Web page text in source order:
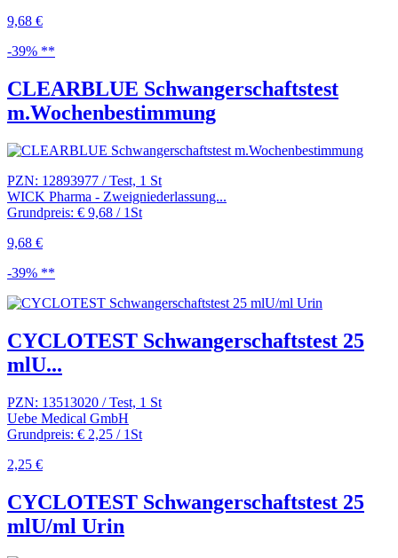
9,68 €
-39% **
CLEARBLUE Schwangerschaftstest
m.Wochenbestimmung
PZN: 12893977 / Test, 1 St
WICK Pharma - Zweigniederlassung...
Grundpreis: € 9,68 / 1St
9,68 €
-39% **
CYCLOTEST Schwangerschaftstest 25
mlU...
PZN: 13513020 / Test, 1 St
Uebe Medical GmbH
Grundpreis: € 2,25 / 1St
2,25 €
CYCLOTEST Schwangerschaftstest 25
mlU/ml Urin